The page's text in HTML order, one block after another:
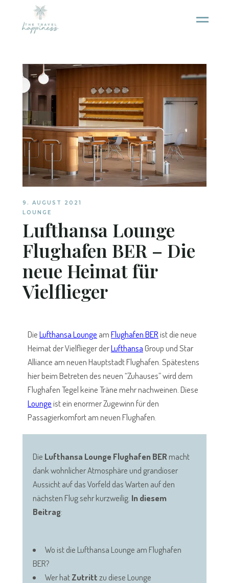
9. AUGUST 2021
LOUNGE
Lufthansa Lounge
Flughafen BER – Die
neue Heimat für
Vielflieger
DieLufthansa Lounge amFlughafen BERist die neue
Heimat der Vielflieger derLufthansaGroup und Star
Alliance am neuen Hauptstadt Flughafen. Spätestens
hier beim Betreten des neuen “Zuhauses” wird dem
Flughafen Tegel keine Träne mehr nachweinen. Diese
Loungeist ein enormer Zugewinn für den
Passagierkomfort am neuen Flughafen.
Die Lufthansa Lounge Flughafen BER macht
dank wohnlicher Atmosphäre und grandioser
Aussicht auf das Vorfeld das Warten auf den
nächsten Flug sehr kurzweilig. In diesem
Beitrag:
Wo ist die Lufthansa Lounge am Flughafen
BER?
Wer hatZutrittzu diese Lounge